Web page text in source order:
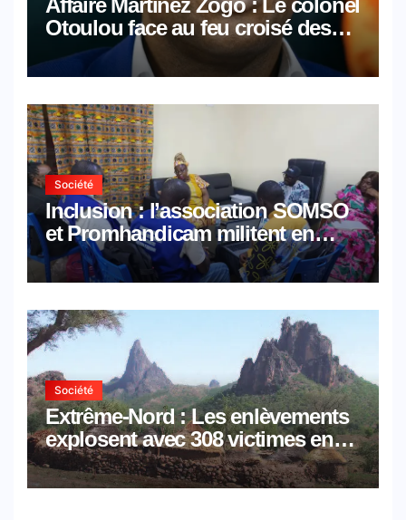
Otoulou face au feu croisé des
avocats de la défense
Société
Inclusion : l’association SOMSO
et Promhandicam militent en
faveur d’une réforme des
formations en hôtellerie-
Société
Extrême-Nord : Les enlèvements
explosent avec 308 victimes en
trois mois